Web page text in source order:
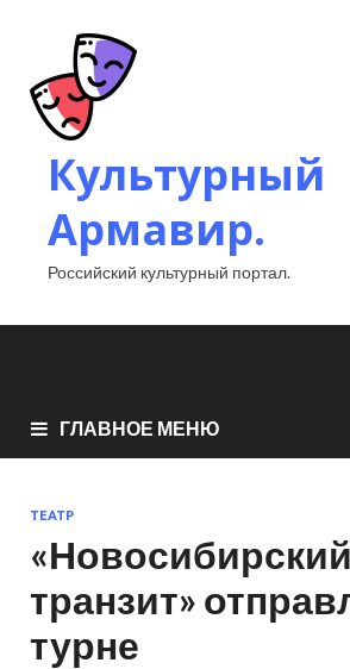
Культурный
Армавир.
Российский культурный портал.
ГЛАВНОЕ МЕНЮ
ТЕАТР
«Новосибирский
транзит»
турне